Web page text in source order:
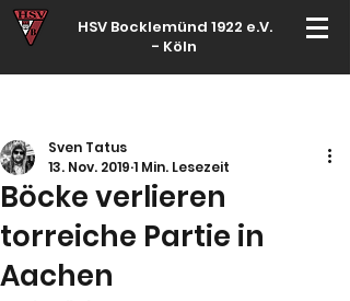
HSV Bocklemünd 1922 e.V.
- Köln
Böcke verlieren
torreiche Partie in
Aachen
Sven Tatus
13. Nov. 2019 1 Min. Lesezeit